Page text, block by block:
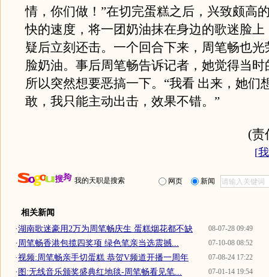
情，你们做！”在切完蛋糕之后，兴致颇高
快的速度，将一团奶油抹在身边的歌迷脸上
疑后立刻还击。一个回合下来，周笔畅也光
脸奶油。事后周笔畅告诉记者，她觉得当
所以突然想要恶搞一下。“我看 出来，她们
敢，我只能主动出击，效果不错。”
(责
[
我的天职是搜索 网页 新闻
相关新闻
08-07-28 09:49
·湖南歌迷豪用2万为周笔畅庆生 蛋糕烟花都不缺
07-10-08 08:52
· 周笔畅香港包揽四奖项 绿色笔亲当选震撼...
07-08-24 17:22
·视频:周笔畅亲手切蛋糕 恭贺V频道开播一周年
07-01-14 19:54
·图:无线音乐颁奖盛典红地毯-周笔畅看见笔...